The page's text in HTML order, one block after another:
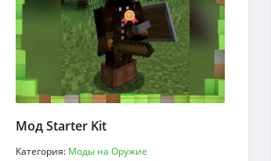
Мод Starter Kit
Категория: Моды на Оружие